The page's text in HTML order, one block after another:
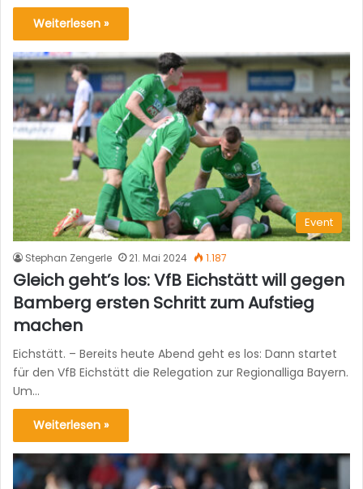
Weiterlesen »
Event
Stephan Zengerle 21. Mai 2024 1.187
Gleich geht’s los: VfB Eichstätt will gegen
Bamberg ersten Schritt zum Aufstieg
machen
Eichstätt. – Bereits heute Abend geht es los: Dann startet
für den VfB Eichstätt die Relegation zur Regionalliga Bayern.
Um…
Weiterlesen »